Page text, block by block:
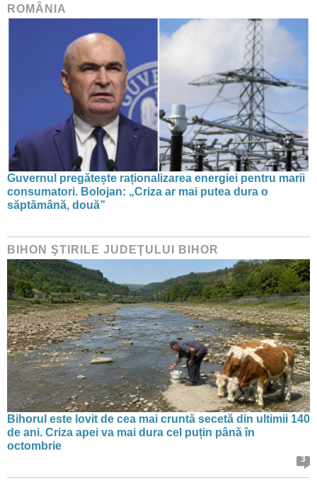
ROMÂNIA
Guvernul pregătește raționalizarea energiei pentru marii
consumatori. Bolojan: „Criza ar mai putea dura o
săptămână, două”
BIHON ŞTIRILE JUDEŢULUI BIHOR
Bihorul este lovit de cea mai cruntă secetă din ultimii 140
de ani. Criza apei va mai dura cel puțin până în
octombrie
3